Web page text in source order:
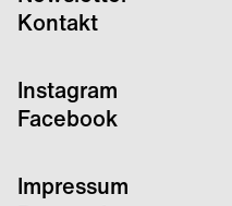
Kontakt
Instagram
Facebook
Impressum